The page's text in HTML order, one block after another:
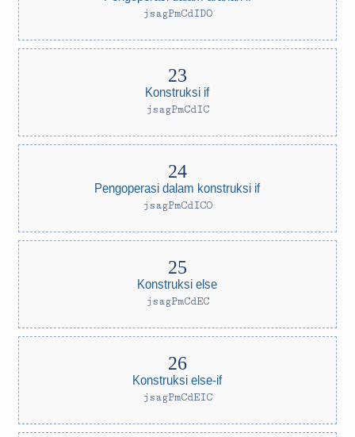
jsagPmCdIDO
Konstruksi if
jsagPmCdIC
Pengoperasi dalam konstruksi if
jsagPmCdICO
Konstruksi else
jsagPmCdEC
Konstruksi else-if
jsagPmCdEIC